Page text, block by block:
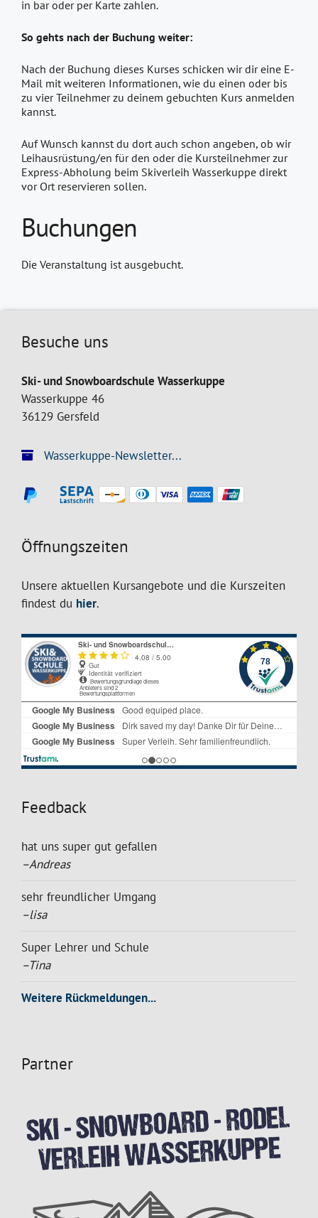
in bar oder per Karte zahlen.
So gehts nach der Buchung weiter:
Nach der Buchung dieses Kurses schicken wir dir eine E-
Mail mit weiteren Informationen, wie du einen oder bis
zu vier Teilnehmer zu deinem gebuchten Kurs anmelden
kannst.
Auf Wunsch kannst du dort auch schon angeben, ob wir
Leihausrüstung/en für den oder die Kursteilnehmer zur
Express-Abholung beim Skiverleih Wasserkuppe direkt
vor Ort reservieren sollen.
Buchungen
Die Veranstaltung ist ausgebucht.
Besuche uns
Ski- und Snowboardschule Wasserkuppe
Wasserkuppe 46
36129 Gersfeld
Wasserkuppe-Newsletter...
Öffnungszeiten
Unsere aktuellen Kursangebote und die Kurszeiten
findest du hier.
Feedback
hat uns super gut gefallen
–Andreas
sehr freundlicher Umgang
–lisa
Super Lehrer und Schule
–Tina
Weitere Rückmeldungen...
Partner